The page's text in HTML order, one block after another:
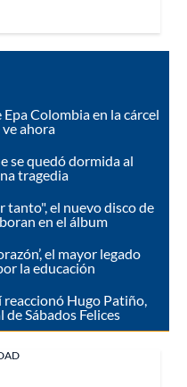
Colombia en la cárcel
ve ahora
se quedó dormida al
tragedia
el nuevo disco de
en el álbum
el mayor legado
la educación
Hugo Patiño,
Sábados Felices